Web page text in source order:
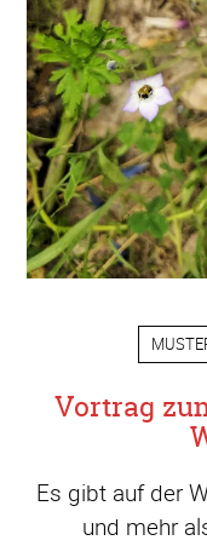
Vortrag
Es gibt auf der
und mehr